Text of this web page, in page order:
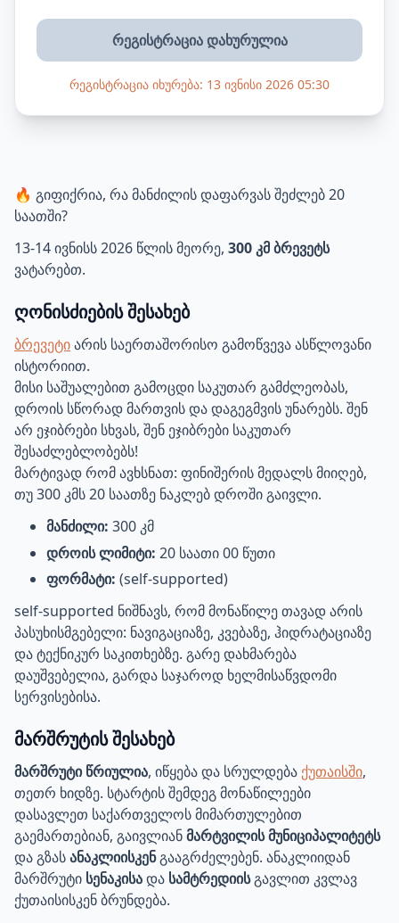
🔥 გიფიქრია, რა მანძილის დაფარვას შეძლებ 20
საათში?
13-14 ივნისს 2026 წლის მეორე, 300 კმ ბრევეტს
ვატარებთ.
ღონისძიების შესახებ
ბრევეტიარის საერთაშორისო გამოწვევა ასწლოვანი
ისტორიით.
მისი საშუალებით გამოცდი საკუთარ გამძლეობას,
დროის სწორად მართვის და დაგეგმვის უნარებს. შენ
არ ეჯიბრები სხვას, შენ ეჯიბრები საკუთარ
შესაძლებლობებს!
მარტივად რომ ავხსნათ: ფინიშერის მედალს მიიღებ,
თუ 300 კმს 20 საათზე ნაკლებ დროში გაივლი.
მანძილი: 300 კმ
დროის ლიმიტი: 20 საათი 00 წუთი
ფორმატი: (self-supported)
self-supported ნიშნავს, რომ მონაწილე თავად არის
პასუხისმგებელი: ნავიგაციაზე, კვებაზე, ჰიდრატაციაზე
და ტექნიკურ საკითხებზე. გარე დახმარება
დაუშვებელია, გარდა საჯაროდ ხელმისაწვდომი
სერვისებისა.
მარშრუტის შესახებ
მარშრუტი წრიულია, იწყება და სრულდება ქუთაისში,
თეთრ ხიდზე. სტარტის შემდეგ მონაწილეები
დასავლეთ საქართველოს მიმართულებით
გაემართებიან, გაივლიანმარტვილის მუნიციპალიტეტს
და გზასანაკლიისკენგააგრძელებენ. ანაკლიიდან
მარშრუტი სენაკისადა სამტრედიისგავლით კვლავ
ქუთაისისკენ ბრუნდება.
რეგისტრაცია დახურულია
რეგისტრაცია იხურება: 13 ივნისი 2026 05:30